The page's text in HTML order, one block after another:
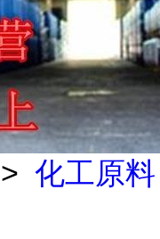
> 化工原料